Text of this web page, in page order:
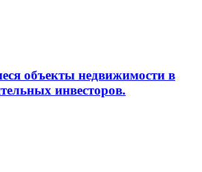
объекты недвижимости в
инвесторов.